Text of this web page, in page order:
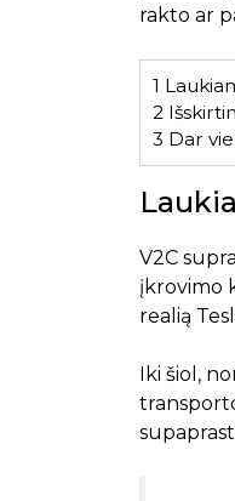
rakto ar
1
2
3 Dar
V2C
įkrovimo
realią
Iki šiol,